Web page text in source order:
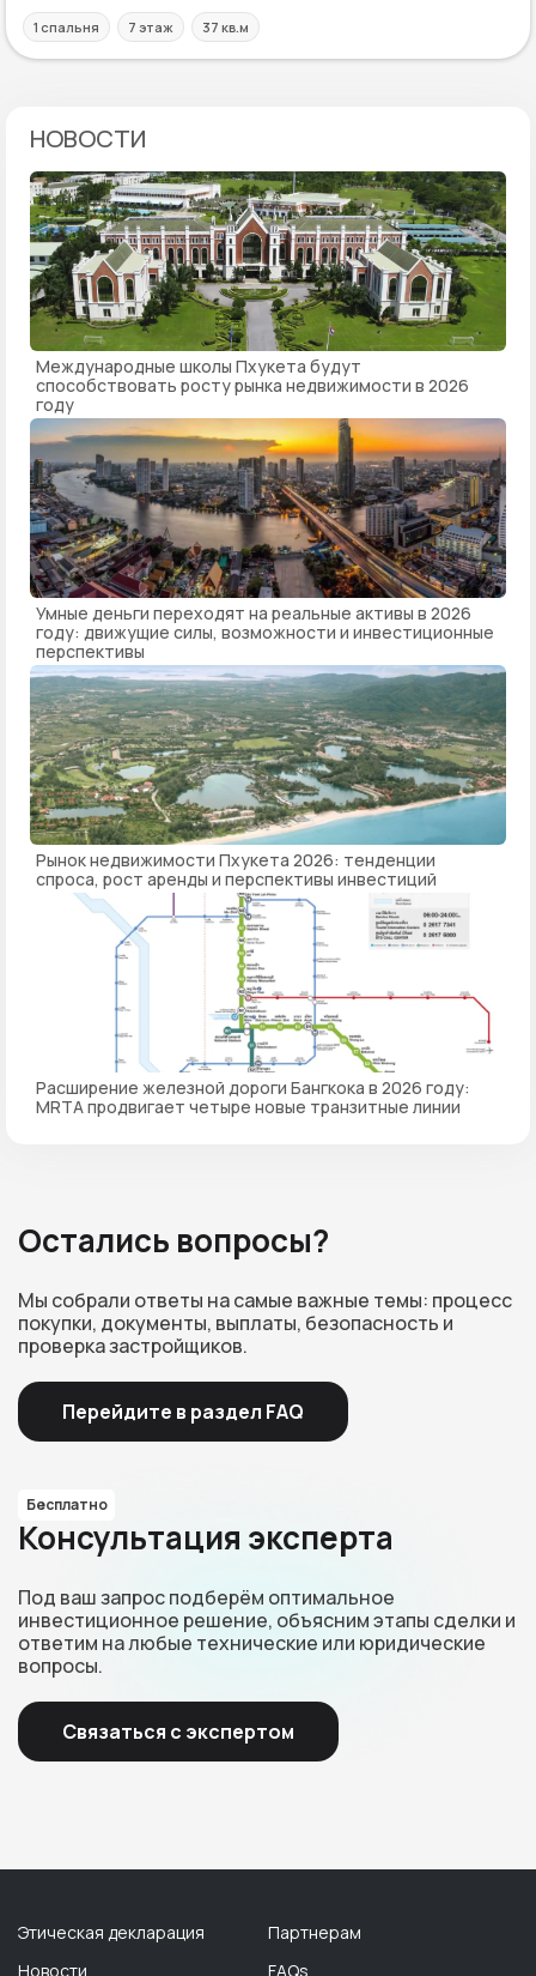
1 спальня 7 этаж 37 кв.м
НОВОСТИ
Международные школы Пхукета будут
способствовать росту рынка недвижимости в 2026
году
Умные деньги переходят на реальные активы в 2026
году: движущие силы, возможности и инвестиционные
перспективы
Рынок недвижимости Пхукета 2026: тенденции
спроса, рост аренды и перспективы инвестиций
Расширение железной дороги Бангкока в 2026 году:
MRTA продвигает четыре новые транзитные линии
Остались вопросы?
Мы собрали ответы на самые важные темы: процесс
покупки, документы, выплаты, безопасность и
проверка застройщиков.
Перейдите в раздел FAQ
Бесплатно
Консультация эксперта
Под ваш запрос подберём оптимальное
инвестиционное решение, объясним этапы сделки и
ответим на любые технические или юридические
вопросы.
Связаться с экспертом
Этическая декларация
Новости
Партнерам
FAQs